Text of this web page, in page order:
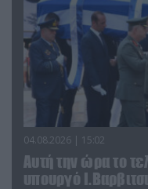
04.08.2026 | 15:02
Αυτή την ώρα το
υπουργό